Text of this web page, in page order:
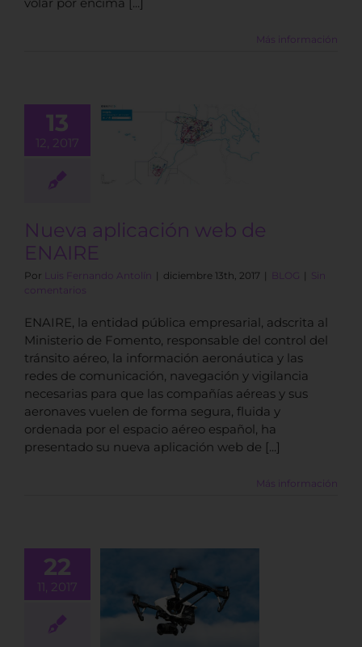
Más información
13
12, 2017
aplicación
Nueva aplicación web de
ENAIRE
Por Luis Fernando Antolín | diciembre 13th, 2017 | BLOG | Sin
comentarios
ENAIRE, la entidad pública empresarial, adscrita al
Ministerio de Fomento, responsable del control del
tránsito aéreo, la información aeronáutica y las
redes de comunicación, navegación y vigilancia
necesarias para que las compañías aéreas y sus
aeronaves vuelen de forma segura, fluida y
ordenada por el espacio aéreo español, ha
presentado su nueva aplicación web de [...]
Más información
22
11, 2017
de volar